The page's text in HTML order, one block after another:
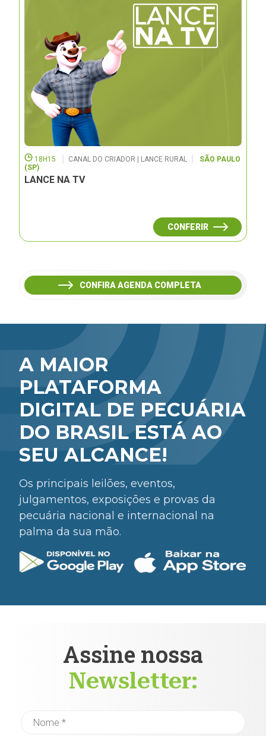
18H15 CANAL DO CRIADOR | LANCE RURAL
SÃO PAULO
(SP)
LANCE NA TV
CONFERIR
CONFIRA AGENDA COMPLETA
A MAIOR
PLATAFORMA
DIGITAL DE PECUÁRIA
DO BRASIL ESTÁ AO
SEU ALCANCE!
Os principais leilões, eventos,
julgamentos, exposições e provas da
pecuária nacional e internacional na
palma da sua mão.
Assine nossa
Newsletter: